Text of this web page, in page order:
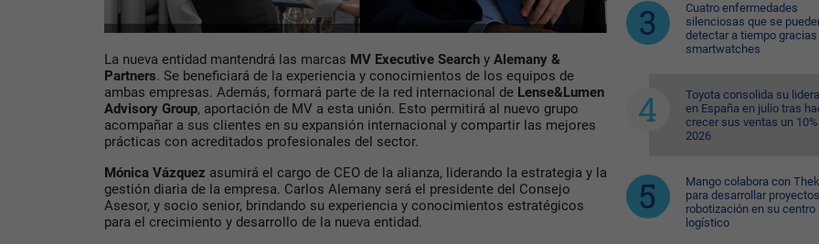
La nueva entidad mantendrá las marcas MV Executive Search y Alemany &
Partners. Se beneficiará de la experiencia y conocimientos de los equipos de
ambas empresas. Además, formará parte de la red internacional de Lense&Lumen
Advisory Group, aportación de MV a esta unión. Esto permitirá al nuevo grupo
acompañar a sus clientes en su expansión internacional y compartir las mejores
prácticas con acreditados profesionales del sector.
Mónica Vázquez asumirá el cargo de CEO de la alianza, liderando la estrategia y la
gestión diaria de la empresa. Carlos Alemany será el presidente del Consejo
Asesor, y socio senior, brindando su experiencia y conocimientos estratégicos
para el crecimiento y desarrollo de la nueva entidad.
Cuatro enfermedades
silenciosas que se
detectar a tiempo
smartwatches
Toyota consolida su
en España en julio tras
crecer sus ventas un
2026
Mango colabora con
para desarrollar
robotización en su centro
logístico